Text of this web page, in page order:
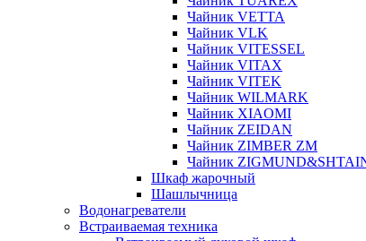
Чайник VETTA
Чайник VLK
Чайник VITESSEL
Чайник VITAX
Чайник VITEK
Чайник WILMARK
Чайник XIAOMI
Чайник ZEIDAN
Чайник ZIMBER ZM
Чайник
Шкаф жарочный
Шашлычница
Водонагреватели
Встраиваемая техника